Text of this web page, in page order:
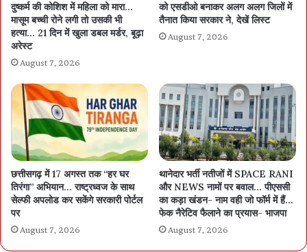
मुख्य निर्वाचन पदाधिकारी डा. रीना बाबासाहेब कंगाले ने गुरुवार को राजनांदगांव, दुर्ग
और महासमुंद का दौरा कर मतगणना की तैयारियों का निरीक्षण किया और स्ट्रांग-
रूम में रखे ईवीएम की सुरक्षा देखी। उन्होंने मतगणना स्थल पर विभिन्न व्यवस्थाओं
के संबंध में अधिकारियों को जरूरी दिशानिर्देश दिए। उनके साथ एडिशनल सीईओ
निलेशकुमार महादेव क्षीरसागर, असिस्टेंट सीईओ रश्मि वर्मा और दुर्ग कमिश्नर
सत्यनारायण राठौर सहित तीनों जिलों के कलेक्टर मौजूद थे।
दुष्कर्म की कोशिश में महिला को मारा…
मासूम बच्ची रोने लगी तो उसकी भी
हत्या… 21 दिन में खुला डबल मर्डर, बूढ़ा
अरेस्ट
August 7, 2026
को एसडीओ बनाकर अलग अलग जिलों में
तैनात किया सरकार ने, देखें लिस्ट
August 7, 2026
छत्तीसगढ़ में 17 अगस्त तक “हर घर
तिरंगा” अभियान… राष्ट्रध्वज के साथ
सेल्फी अपलोड कर सकेंगे सरकारी पोर्टल
पर
August 7, 2026
थानेदार भर्ती नतीजों में SPACE RANI
और NEWS नामों पर बवाल… पीएससी
का कड़ा खंडन- नाम वही जो फॉर्म में हैं…
फेक नैरेटिव फैलाने का प्रयास- भाजपा
August 7, 2026